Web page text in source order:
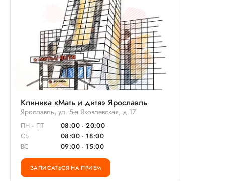
Клиника «Мать и дитя» Ярославль
Ярославль, ул. 5-я Яковлевская, д.17
ПН - ПТ
08:00 - 20:00
СБ
08:00 - 18:00
ВС
09:00 - 15:00
ЗАПИСАТЬСЯ НА ПРИЕМ